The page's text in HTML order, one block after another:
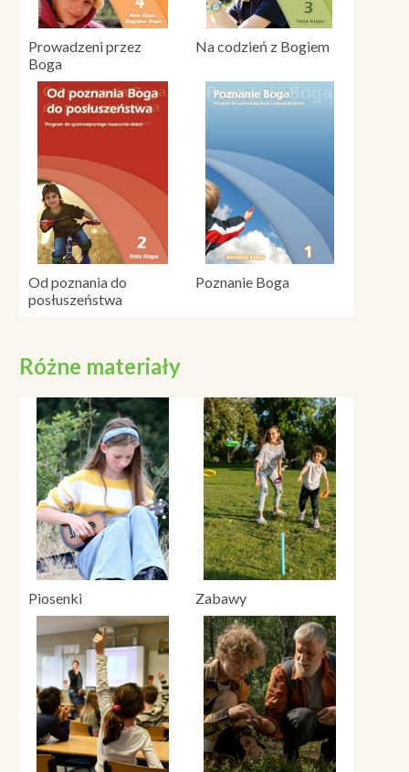
Prowadzeni przez
Boga
Na codzień z Bogiem
Od poznania do
posłuszeństwa
Poznanie Boga
Różne materiały
Piosenki Zabawy